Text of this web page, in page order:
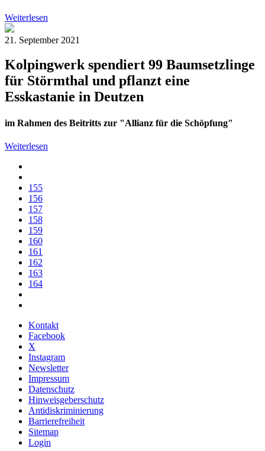
Weiterlesen
21. September 2021
Kolpingwerk spendiert 99 Baumsetzlinge
für Störmthal und pflanzt eine
Esskastanie in Deutzen
im Rahmen des Beitritts zur "Allianz für die Schöpfung"
Weiterlesen
155
156
157
158
159
160
161
162
163
164
Kontakt
Facebook
X
Instagram
Newsletter
Impressum
Datenschutz
Hinweisgeberschutz
Antidiskriminierung
Barrierefreiheit
Sitemap
Login